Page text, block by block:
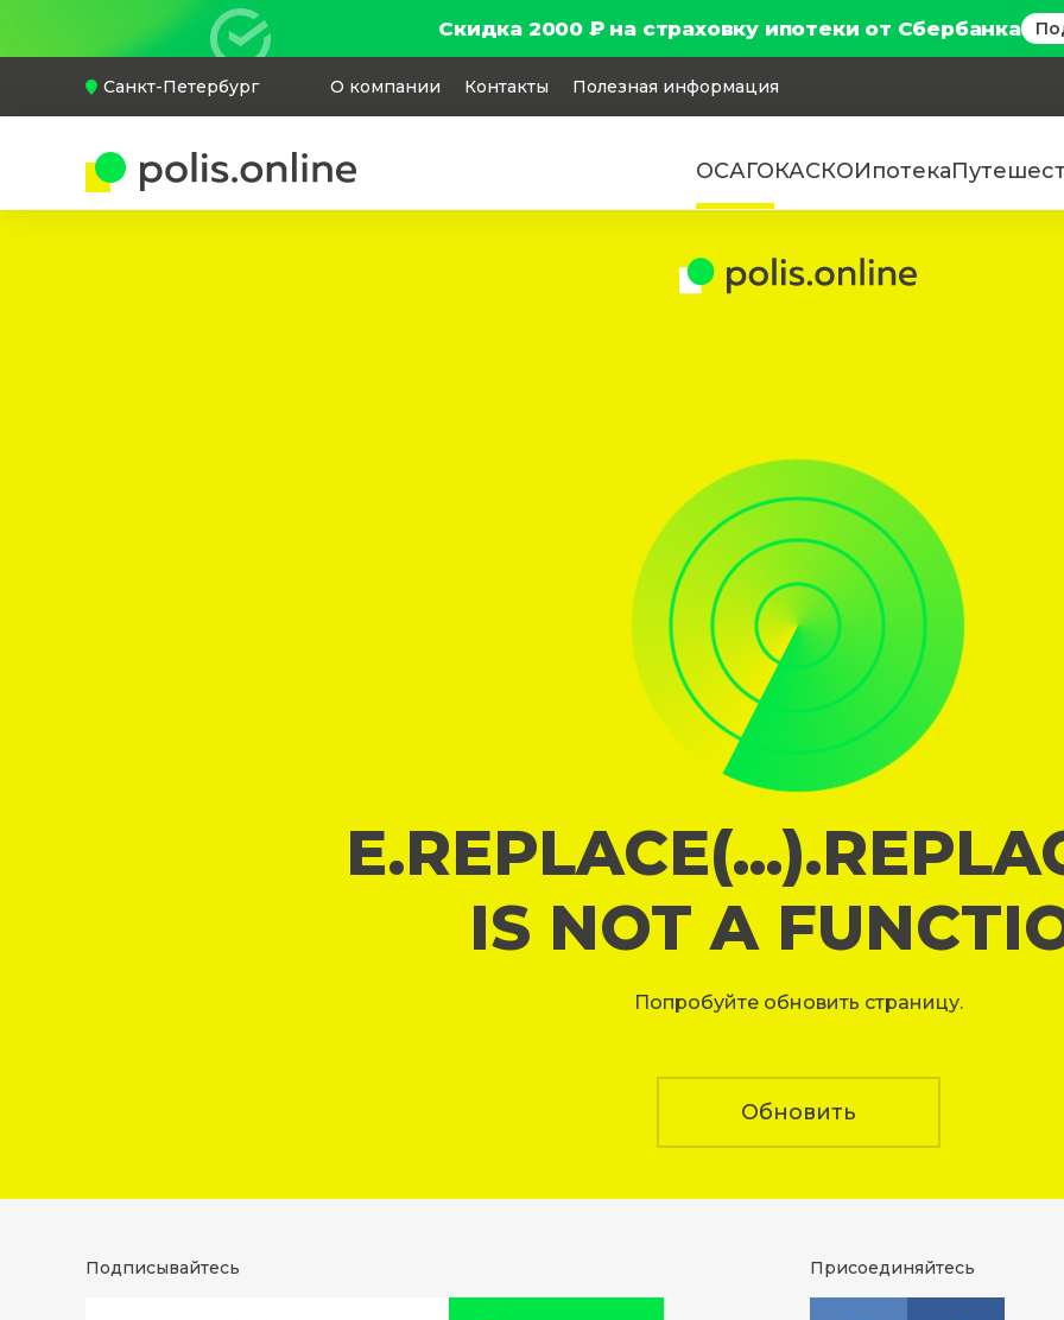
Скидка 2000 ₽ на страховку ипотеки от Сбербанка
Санкт-Петербург О компании Контакты Полезная информация
ОСАГОКАСКОИпотека
IS NOT A
Попробуйте обновить страницу.
Обновить
Подписывайтесь
Присоединяйтесь